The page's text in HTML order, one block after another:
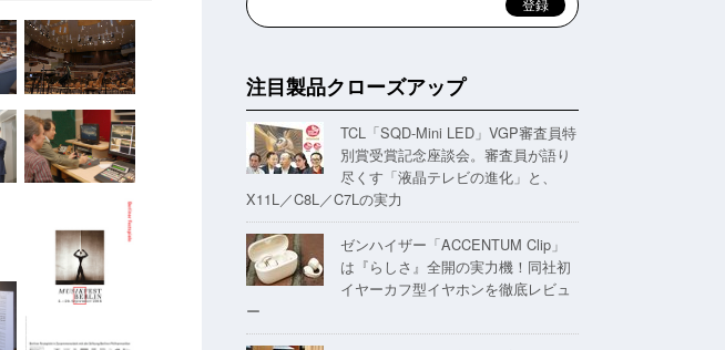
注目製品クローズアップ
TCL「SQD-Mini LED」VGP審査員特
別賞受賞記念座談会。審査員が語り
尽くす「液晶テレビの進化」と、
X11L／C8L／C7Lの実力
ゼンハイザー「ACCENTUM Clip」
は『らしさ』全開の実力機！同社初
イヤーカフ型イヤホンを徹底レビュ
ー